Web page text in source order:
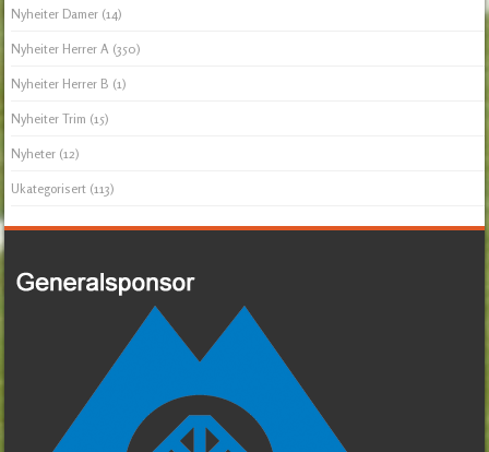
Nyheiter Damer (14)
Nyheiter Herrer A (350)
Nyheiter Herrer B (1)
Nyheiter Trim (15)
Nyheter (12)
Ukategorisert (113)